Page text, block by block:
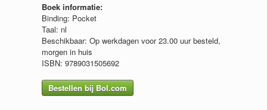
Boek informatie:
Binding: Pocket
Taal: nl
Beschikbaar: Op werkdagen voor 23.00 uur besteld,
morgen in huis
ISBN: 9789031505692
Bestellen bij Bol.com